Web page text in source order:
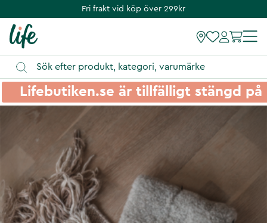
Fri frakt vid köp över 299kr
Lifebutiken.se är tillfälligt stängd